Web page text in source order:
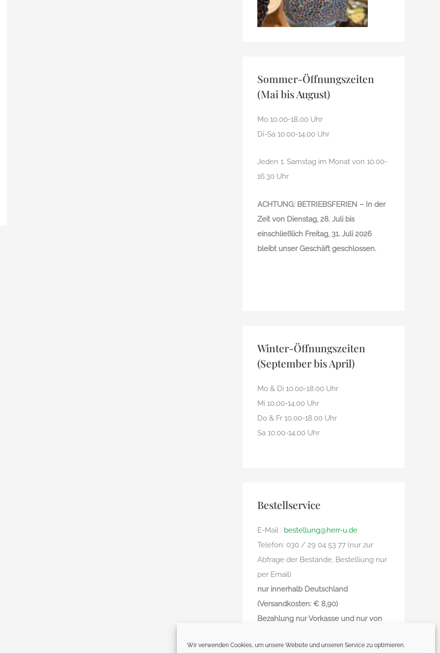
Wir verwenden Cookies, um unsere Website und unseren Service zu optimieren.
Sommer-Öffnungszeiten
(Mai bis August)
Mo 10.00-18.00 Uhr
Di-Sa 10.00-14.00 Uhr
Jeden 1. Samstag im Monat von 10.00-
16.30 Uhr
ACHTUNG: BETRIEBSFERIEN – In der
Zeit von Dienstag, 28. Juli bis
einschließlich Freitag, 31. Juli 2026
bleibt unser Geschäft geschlossen.
Winter-Öffnungszeiten
(September bis April)
Mo & Di 10.00-18.00 Uhr
Mi 10.00-14.00 Uhr
Do & Fr 10.00-18.00 Uhr
Sa 10.00-14.00 Uhr
Bestellservice
E-Mail : bestellung@herr-u.de
Telefon: 030 / 29 04 53 77 (nur zur
Abfrage der Bestände, Bestelliung nur
per Email)
nur innerhalb Deutschland
(Versandkosten: € 8,90)
Bezahlung nur Vorkasse und nur von
Bankkonto – kein Paypal